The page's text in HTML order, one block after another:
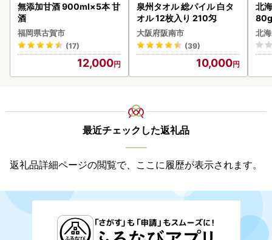
無添加甘酒 900ml×5本 甘
酒
福岡県古賀市
(17)
12,000
泉州タオル 総パイル 白タ
オル 12枚入り 210匁
大阪府阪南市
(39)
10,000
北
ク
く
道
北
最近チェックした返礼品
返礼品詳細ページの閲覧で、ここに履歴が表示されます。